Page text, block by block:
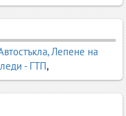
Лепене на
- ГТП,